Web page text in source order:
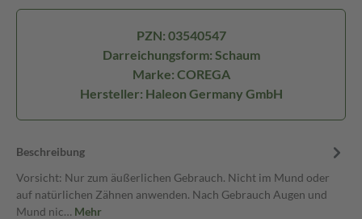
PZN: 03540547
Darreichungsform: Schaum
Marke: COREGA
Hersteller: Haleon Germany GmbH
Beschreibung
Vorsicht: Nur zum äußerlichen Gebrauch. Nicht im Mund oder
auf natürlichen Zähnen anwenden. Nach Gebrauch Augen und
Mund nic… Mehr